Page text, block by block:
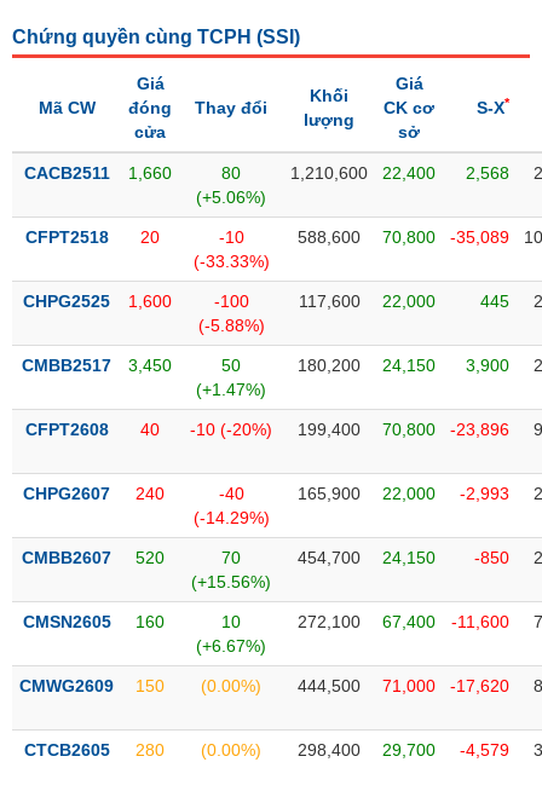
Danh
mục
phiếu
chi
kỹ
Hồ
doanh
nghiệp
Tin
tức
kiện
Chứng quyền cùng TCPH (SSI )
Mã CW
Giá
đóng
cửa
Thay đổi
Khối
lượng
Giá
CK cơ
sở
S-X*
CACB2511 1,660
80
(+5.06%)
1,210,600 22,400 2,568
CFPT2518 20
-10
(-33.33%)
588,600 70,800 -35,089
CHPG2525 1,600
-100
(-5.88%)
117,600 22,000 445
CMBB2517 3,450
50
(+1.47%)
180,200 24,150 3,900
CFPT2608 40 -10 (-20%) 199,400 70,800 -23,896
CHPG2607 240
-40
(-14.29%)
165,900 22,000 -2,993
CMBB2607 520
70
(+15.56%)
454,700 24,150 -850
CMSN2605 160
10
(+6.67%)
272,100 67,400 -11,600
CMWG2609 150 (0.00%) 444,500 71,000 -17,620
CTCB2605 280 (0.00%) 298,400 29,700 -4,579
LIỆU
TIN
(-)
SECTOR
NĂNG
NGUYÊN
LIỆU
CÔNG